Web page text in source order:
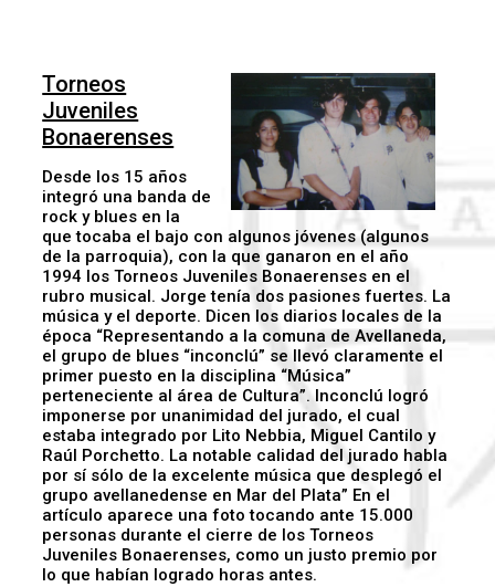
Torneos
Juveniles
Bonaerenses
Desde los 15 años
integró una banda de
rock y blues en la
que tocaba el bajo con algunos jóvenes (algunos
de la parroquia), con la que ganaron en el año
1994 los Torneos Juveniles Bonaerenses en el
rubro musical. Jorge tenía dos pasiones fuertes. La
música y el deporte. Dicen los diarios locales de la
época “Representando a la comuna de Avellaneda,
el grupo de blues “inconclú” se llevó claramente el
primer puesto en la disciplina “Música”
perteneciente al área de Cultura”. Inconclú logró
imponerse por unanimidad del jurado, el cual
estaba integrado por Lito Nebbia, Miguel Cantilo y
Raúl Porchetto. La notable calidad del jurado habla
por sí sólo de la excelente música que desplegó el
grupo avellanedense en Mar del Plata” En el
artículo aparece una foto tocando ante 15.000
personas durante el cierre de los Torneos
Juveniles Bonaerenses, como un justo premio por
lo que habían logrado horas antes.